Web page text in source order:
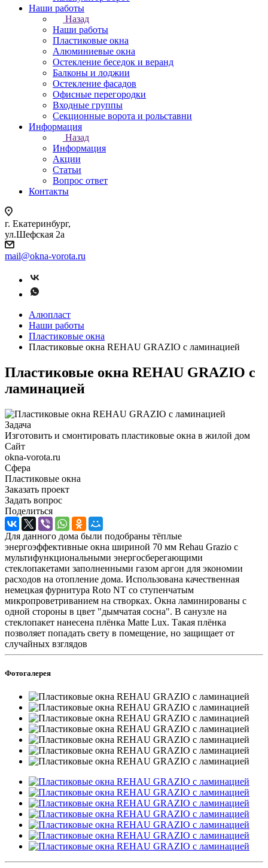
Наши работы
Назад
Наши работы
Пластиковые окна
Алюминиевые окна
Остекление беседок и веранд
Балконы и лоджии
Остекление фасадов
Офисные перегородки
Входные группы
Секционные ворота и рольставни
Информация
Назад
Информация
Акции
Статьи
Вопрос ответ
Контакты
г. Екатеринбург,
ул.Шефская 2а
mail@okna-vorota.ru
Алюпласт
Наши работы
Пластиковые окна
Пластиковые окна REHAU GRAZIO с ламинацией
Пластиковые окна REHAU GRAZIO с
ламинацией
Задача
Изготовить и смонтировать пластиковые окна в жилой дом
Сайт
okna-vorota.ru
Сфера
Пластиковые окна
Заказать проект
Задать вопрос
Поделиться
Для данного дома были подобраны тёплые
энергоэффективные окна шириной 70 мм Rehau Grazio с
мультифункциональными энергосберегающими
стеклопакетами заполненными газом аргон для экономии
расходов на отопление дома. Использована качественная
немецкая фурнитура Roto NT со ступенчатым
микропроветриванием на створках. Окна ламинированы с
одной стороны в цвет "дымчатая сосна". В санузле на
стеклопакет нанесена плёнка Matte Lux. Такая плёнка
позволяет попадать свету в помещение, но защищает от
случайных взглядов
Фотогалерея